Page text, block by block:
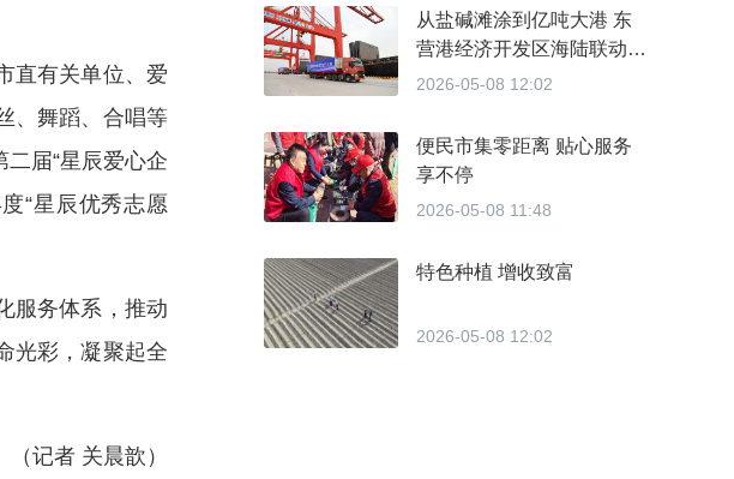
直有关单位、爱
、舞蹈、合唱等
届“星辰爱心企
“星辰优秀志愿
服务体系，推动
光彩，凝聚起全
（记者 关晨歆）
从盐碱滩涂到亿吨大港 东
营港经济开发区海陆联动向
海图强
2026-05-08 12:02
便民市集零距离 贴心服务
享不停
2026-05-08 11:48
特色种植 增收致富
2026-05-08 12:02